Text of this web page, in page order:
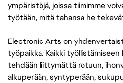
ympäristöjä, joissa tiimimme
työtään, mitä tahansa he
Electronic Arts on
työpaikka. Kaikki
tehdään liittymättä rotuun,
alkuperään, syntyperään,